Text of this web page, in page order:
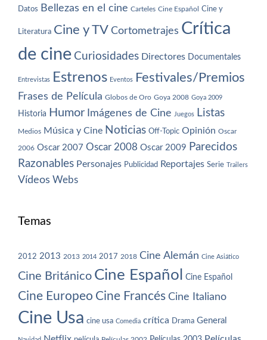
Datos Bellezas en el cine Carteles Cine Español Cine y
Literatura Cine y TV Cortometrajes Crítica
de cine Curiosidades Directores Documentales
Entrevistas Estrenos Eventos Festivales/Premios
Frases de Película Globos de Oro Goya 2008 Goya 2009
Historia Humor Imágenes de Cine Juegos Listas
Medios Música y Cine Noticias Off-Topic Opinión Oscar
2006 Oscar 2007 Oscar 2008 Oscar 2009 Parecidos
Razonables Personajes Publicidad Reportajes Serie Trailers
Vídeos Webs
Temas
2012 2013 2013 2014 2017 2018 Cine Alemán Cine Asiático
Cine Británico Cine Español Cine Español
Cine Europeo Cine Francés Cine Italiano
Cine Usa cine usa Comedia crítica Drama General